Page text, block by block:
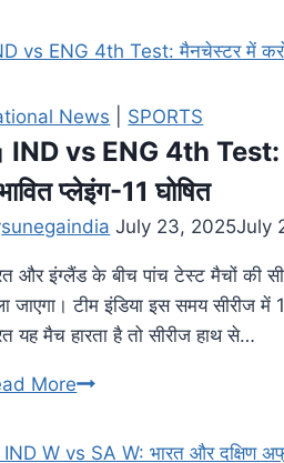
News SPORTS
IND vs ENG 4th Test:
प्लेइंग-11 घोषित
sunegaindia July 23, 2025July
और इंग्लैंड के बीच पांच टेस्ट मैचों की
जाएगा। टीम इंडिया इस समय सीरीज में
यह मैच हारता है तो सीरीज हाथ से…
More